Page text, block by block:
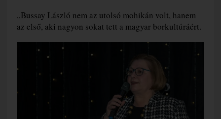
„Bussay László nem az utolsó mohikán volt, hanem
az első, aki nagyon sokat tett a magyar borkultúráért.